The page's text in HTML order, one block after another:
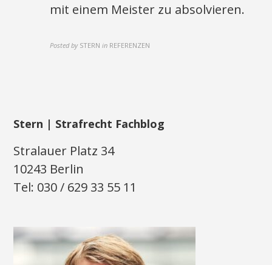
mit einem Meister zu absolvieren.
Posted by STERN in REFERENZEN
Stern | Strafrecht Fachblog
Stralauer Platz 34
10243 Berlin
Tel: 030 / 629 33 55 11